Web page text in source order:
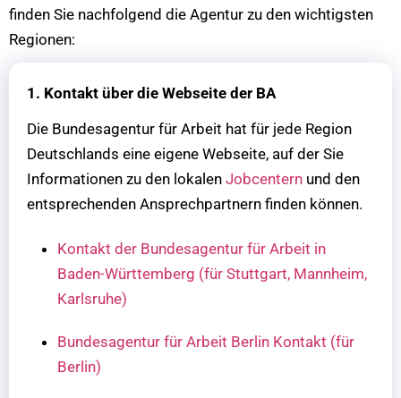
finden Sie nachfolgend die Agentur zu den wichtigsten
Regionen:
1. Kontakt über die Webseite der BA
Die Bundesagentur für Arbeit hat für jede Region
Deutschlands eine eigene Webseite, auf der Sie
Informationen zu den lokalen Jobcentern und den
entsprechenden Ansprechpartnern finden können.
Kontakt der Bundesagentur für Arbeit in
Baden-Württemberg (für Stuttgart, Mannheim,
Karlsruhe)
Bundesagentur für Arbeit Berlin Kontakt (für
Berlin)